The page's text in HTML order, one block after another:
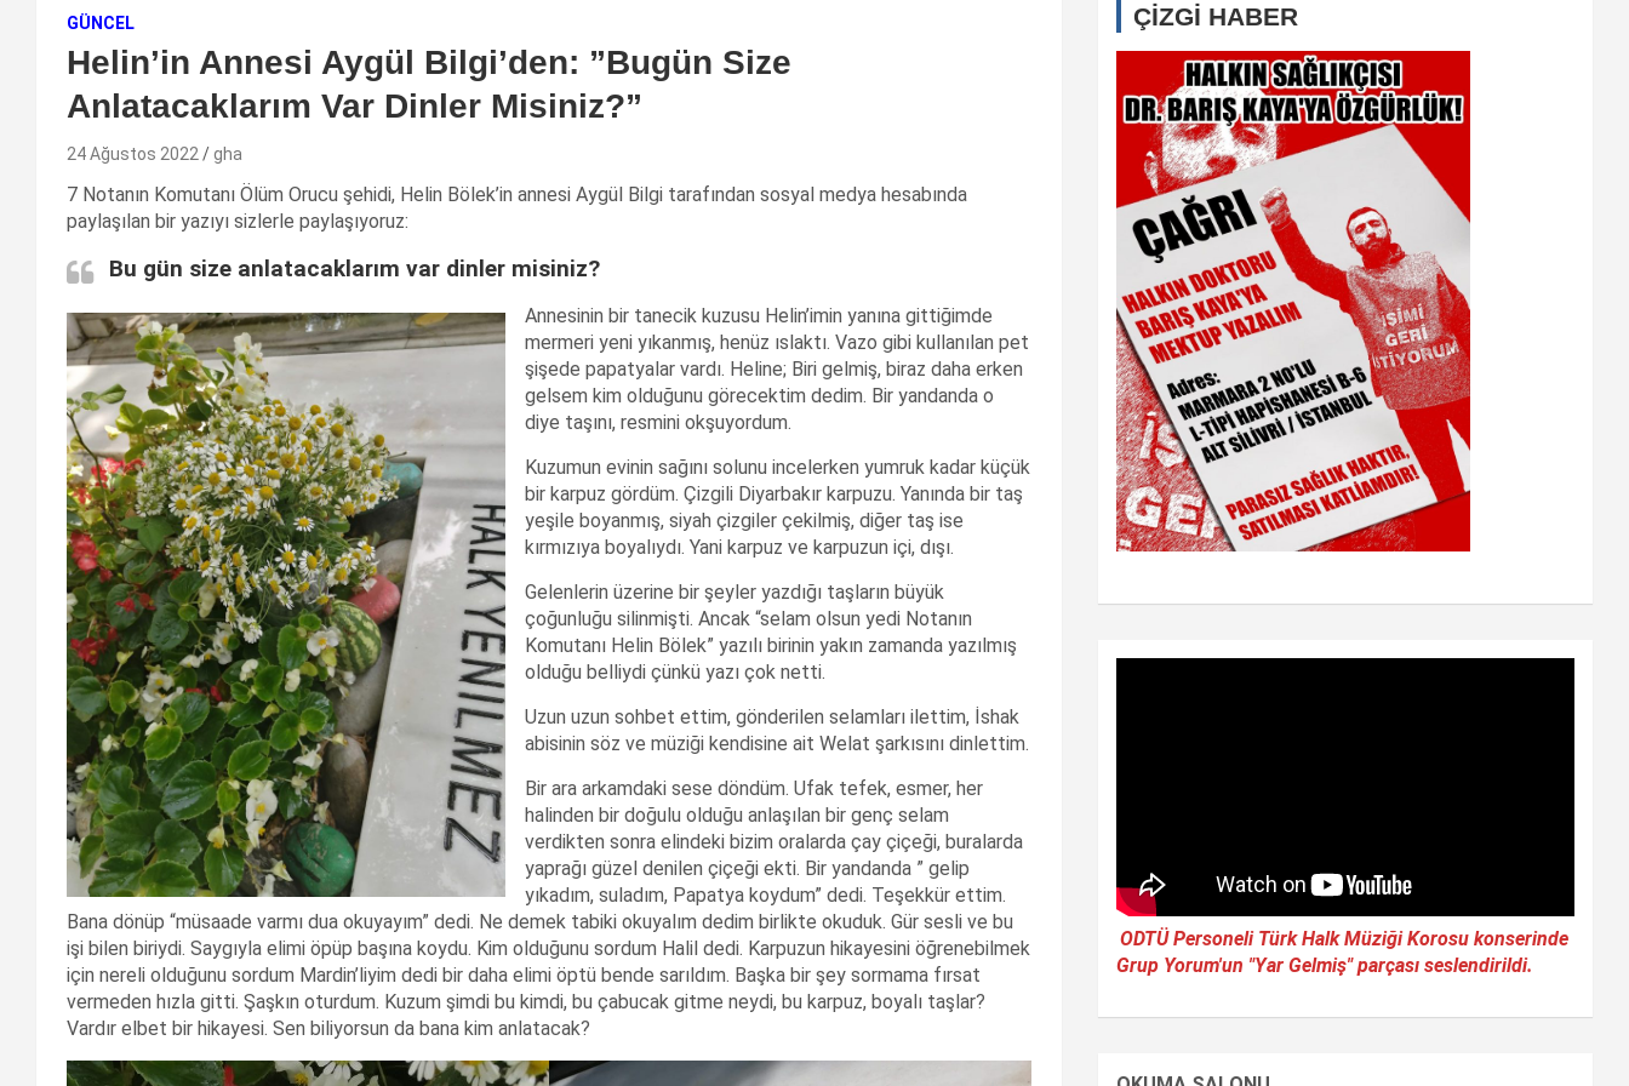
GÜNCEL
Helin’in Annesi Aygül Bilgi’den: ”Bugün Size
Anlatacaklarım Var Dinler Misiniz?”
24 Ağustos 2022 gha
7 Notanın Komutanı Ölüm Orucu şehidi, Helin Bölek’in annesi Aygül Bilgi tarafından sosyal medya hesabında
paylaşılan bir yazıyı sizlerle paylaşıyoruz:
Bu gün size anlatacaklarım var dinler misiniz?
Annesinin bir tanecik kuzusu Helin’imin yanına gittiğimde
mermeri yeni yıkanmış, henüz ıslaktı. Vazo gibi kullanılan pet
şişede papatyalar vardı. Heline; Biri gelmiş, biraz daha erken
gelsem kim olduğunu görecektim dedim. Bir yandanda o
diye taşını, resmini okşuyordum.
Kuzumun evinin sağını solunu incelerken yumruk kadar küçük
bir karpuz gördüm. Çizgili Diyarbakır karpuzu. Yanında bir taş
yeşile boyanmış, siyah çizgiler çekilmiş, diğer taş ise
kırmızıya boyalıydı. Yani karpuz ve karpuzun içi, dışı.
Gelenlerin üzerine bir şeyler yazdığı taşların büyük
çoğunluğu silinmişti. Ancak “selam olsun yedi Notanın
Komutanı Helin Bölek” yazılı birinin yakın zamanda yazılmış
olduğu belliydi çünkü yazı çok netti.
Uzun uzun sohbet ettim, gönderilen selamları ilettim, İshak
abisinin söz ve müziği kendisine ait Welat şarkısını dinlettim.
Bir ara arkamdaki sese döndüm. Ufak tefek, esmer, her
halinden bir doğulu olduğu anlaşılan bir genç selam
verdikten sonra elindeki bizim oralarda çay çiçeği, buralarda
yaprağı güzel denilen çiçeği ekti. Bir yandanda ” gelip
yıkadım, suladım, Papatya koydum” dedi. Teşekkür ettim.
Bana dönüp “müsaade varmı dua okuyayım” dedi. Ne demek tabiki okuyalım dedim birlikte okuduk. Gür sesli ve bu
işi bilen biriydi. Saygıyla elimi öpüp başına koydu. Kim olduğunu sordum Halil dedi. Karpuzun hikayesini öğrenebilmek
için nereli olduğunu sordum Mardin’liyim dedi bir daha elimi öptü bende sarıldım. Başka bir şey sormama fırsat
vermeden hızla gitti. Şaşkın oturdum. Kuzum şimdi bu kimdi, bu çabucak gitme neydi, bu karpuz, boyalı taşlar?
Vardır elbet bir hikayesi. Sen biliyorsun da bana kim anlatacak?
ÇİZGİ HABER
ODTÜ Personeli Türk Halk Müziği Korosu konserinde
Grup Yorum'un "Yar Gelmiş" parçası seslendirildi.